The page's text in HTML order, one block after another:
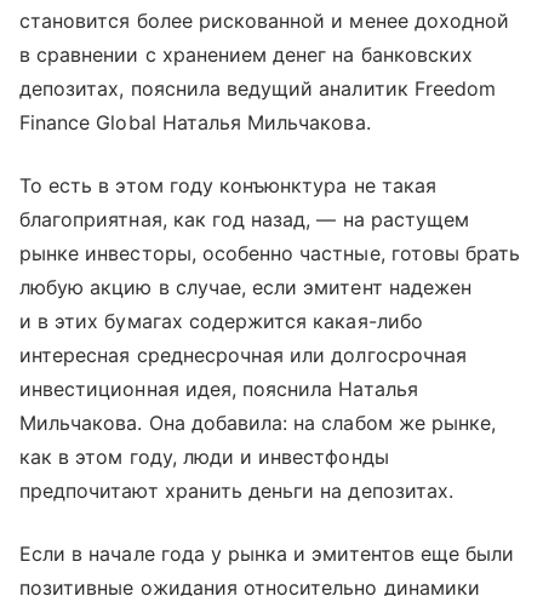
становится более рискованной и менее доходной
в сравнении с хранением денег на банковских
депозитах, пояснила ведущий аналитик Freedom
Finance Global Наталья Мильчакова.
То есть в этом году конъюнктура не такая
благоприятная, как год назад, — на растущем
рынке инвесторы, особенно частные, готовы брать
любую акцию в случае, если эмитент надежен
и в этих бумагах содержится какая-либо
интересная среднесрочная или долгосрочная
инвестиционная идея, пояснила Наталья
Мильчакова. Она добавила: на слабом же рынке,
как в этом году, люди и инвестфонды
предпочитают хранить деньги на депозитах.
Если в начале года у рынка и эмитентов еще были
позитивные ожидания относительно динамики